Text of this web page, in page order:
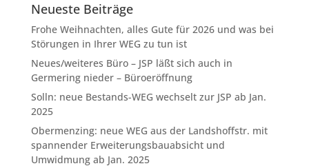
Neueste Beiträge
Frohe Weihnachten, alles Gute für 2026 und was bei
Störungen in Ihrer WEG zu tun ist
Neues/weiteres Büro – JSP läßt sich auch in
Germering nieder – Büroeröffnung
Solln: neue Bestands-WEG wechselt zur JSP ab Jan.
2025
Obermenzing: neue WEG aus der Landshoffstr. mit
spannender Erweiterungsbauabsicht und
Umwidmung ab Jan. 2025